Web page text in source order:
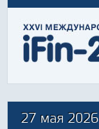
27 мая